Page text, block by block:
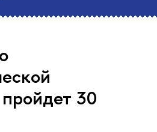
30